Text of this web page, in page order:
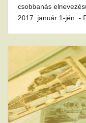
csobbanás
2017. január 1-jén. -